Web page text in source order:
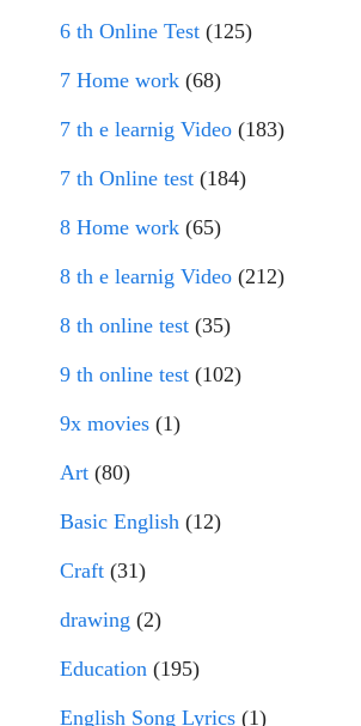
6 th Online Test (125)
7 Home work (68)
7 th e learnig Video (183)
7 th Online test (184)
8 Home work (65)
8 th e learnig Video (212)
8 th online test (35)
9 th online test (102)
9x movies (1)
Art (80)
Basic English (12)
Craft (31)
drawing (2)
Education (195)
English Song Lyrics (1)